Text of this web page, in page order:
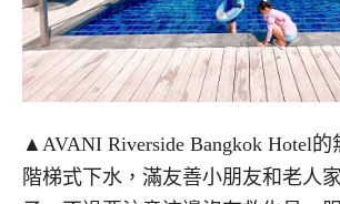
▲AVANI Riverside Bangkok Hotel
階梯式下水，滿友善小朋友和老人